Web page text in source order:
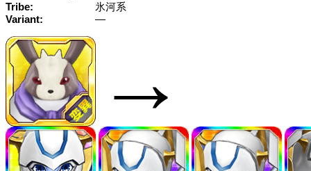
Tribe
氷河系
Variant
—
→